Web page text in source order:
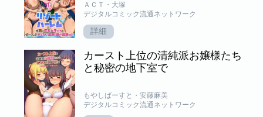
ＡＣＴ・大塚
デジタルコミック流通ネットワーク
詳細
カースト上位の清純派お嬢様たち
と秘密の地下室で
もやしばーすと・安藤麻美
デジタルコミック流通ネットワーク